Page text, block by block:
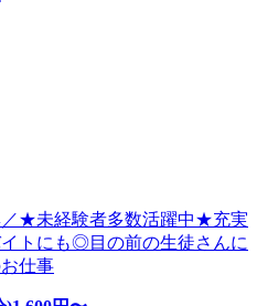
／★未経験者多数活躍中★充実
トにも◎目の前の生徒さんに
仕事